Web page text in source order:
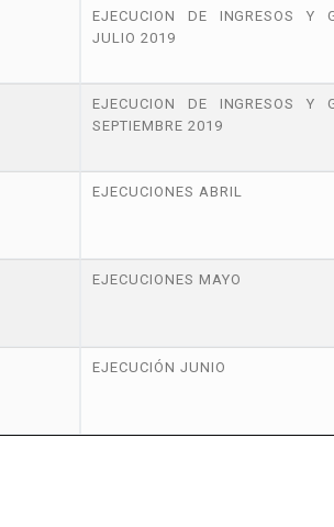
EJECUCION DE INGRESOS Y
JULIO 2019
EJECUCION DE INGRESOS Y
SEPTIEMBRE 2019
EJECUCIONES ABRIL
EJECUCIONES MAYO
EJECUCIÓN JUNIO